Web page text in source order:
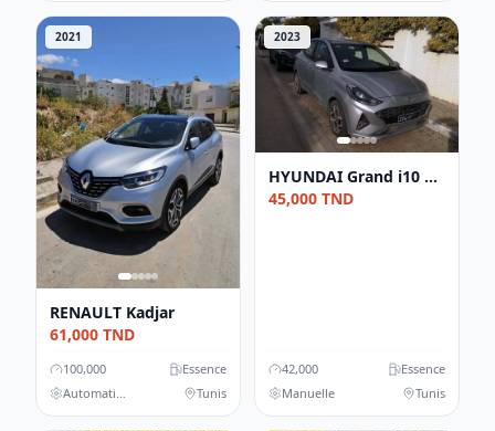
2021
RENAULT Kadjar
61,000 TND
100,000
Essence
Tunis
2023
HYUNDAI Grand i10 Sedan
45,000 TND
42,000
Essence
Manuelle
Tunis